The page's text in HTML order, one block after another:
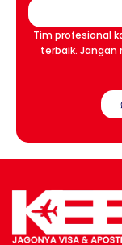
Tim profesional
terbaik. Jangan